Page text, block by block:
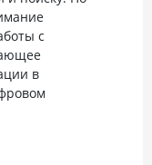
с
в